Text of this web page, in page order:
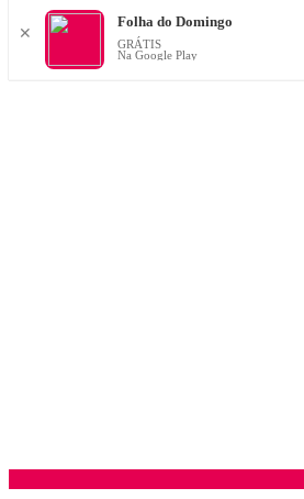
✕
Folha do Domingo
GRÁTIS
Na Google Play